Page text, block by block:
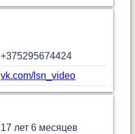
+375295674424
vk.com/lsn_video
17 лет 6 месяцев